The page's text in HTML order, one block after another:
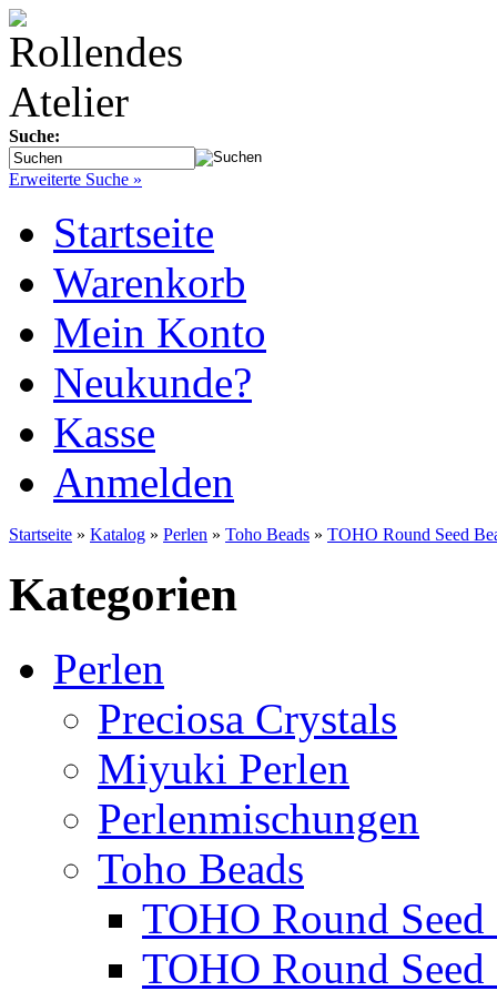
Suche:
Erweiterte Suche »
Startseite
Warenkorb
Mein Konto
Neukunde?
Kasse
Anmelden
Startseite » Katalog » Perlen » Toho Beads » TOHO Round Seed
Kategorien
Perlen
Preciosa Crystals
Miyuki Perlen
Perlenmischungen
Toho Beads
TOHO Round Seed
TOHO Round Seed